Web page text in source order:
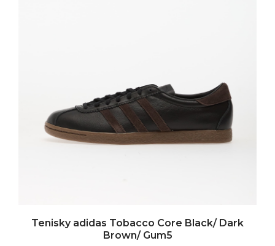
Tenisky adidas Tobacco Core Black/ Dark
Brown/ Gum5